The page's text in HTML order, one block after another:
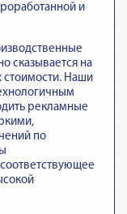
и
сказывается на
стоимости. Наши
рекламные
по